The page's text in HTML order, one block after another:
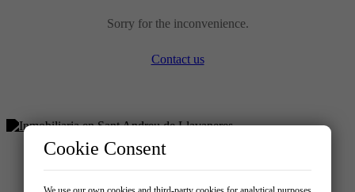
Sorry for the inconvenience.
Contact us
Cookie Consent